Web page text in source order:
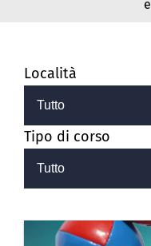
Località
Tipo di corso